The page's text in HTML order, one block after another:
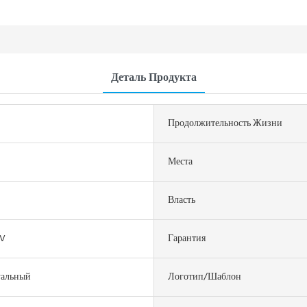
Деталь Продукта
Продолжительность Жизни
Места
Власть
Гарантия
Логотип/шаблон